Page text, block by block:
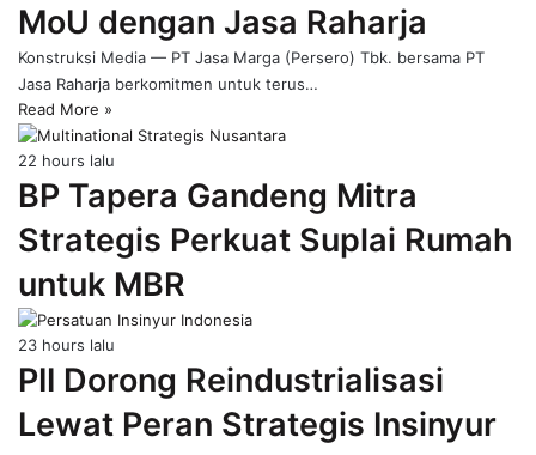
MoU dengan Jasa Raharja
Konstruksi Media — PT Jasa Marga (Persero) Tbk. bersama PT
Jasa Raharja berkomitmen untuk terus…
Read More »
22 hours lalu
BP Tapera Gandeng Mitra
Strategis Perkuat Suplai Rumah
untuk MBR
23 hours lalu
PII Dorong Reindustrialisasi
Lewat Peran Strategis Insinyur